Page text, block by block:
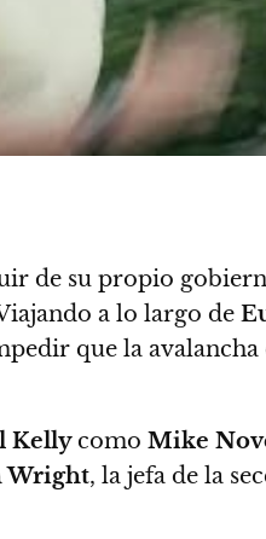
de su propio
a lo largo de
que la
Kelly como Mike
Wright, la jefa de la